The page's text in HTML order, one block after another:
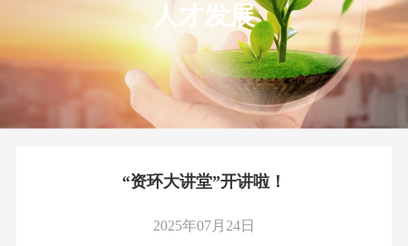
人才发展
“资环大讲堂”开讲啦！
2025年07月24日